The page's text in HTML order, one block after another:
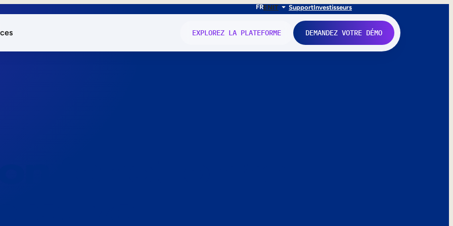
FRENIT SupportInvestisseurs
EXPLOREZ LA PLATEFORME DEMANDEZ VOTRE DÉMO